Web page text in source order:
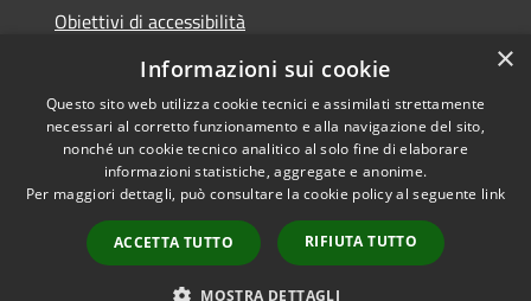
Obiettivi di accessibilità
Piano di miglioramento del sito
Accessibilità
Copyright © 2022 -
Comune di Rivergaro -
Powered by Municipium -
Accesso a redazione
×
Informazioni sui cookie
Questo sito web utilizza cookie tecnici e assimilati strettamente
necessari al corretto funzionamento e alla navigazione del sito,
nonché un cookie tecnico analitico al solo fine di elaborare
informazioni statistiche, aggregate e anonime.
Per maggiori dettagli, può consultare la cookie policy al seguente link
ACCETTA TUTTO RIFIUTA TUTTO
MOSTRA DETTAGLI